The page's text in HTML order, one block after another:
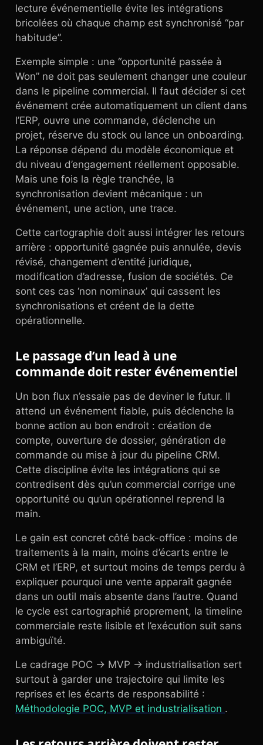
lecture événementielle évite les intégrations
bricolées où chaque champ est synchronisé “par
habitude”.
Exemple simple : une “opportunité passée à
Won” ne doit pas seulement changer une couleur
dans le pipeline commercial. Il faut décider si cet
événement crée automatiquement un client dans
l’ERP, ouvre une commande, déclenche un
projet, réserve du stock ou lance un onboarding.
La réponse dépend du modèle économique et
du niveau d’engagement réellement opposable.
Mais une fois la règle tranchée, la
synchronisation devient mécanique : un
événement, une action, une trace.
Cette cartographie doit aussi intégrer les retours
arrière : opportunité gagnée puis annulée, devis
révisé, changement d’entité juridique,
modification d’adresse, fusion de sociétés. Ce
sont ces cas ‘non nominaux’ qui cassent les
synchronisations et créent de la dette
opérationnelle.
Le passage d’un lead à une
commande doit rester événementiel
Un bon flux n’essaie pas de deviner le futur. Il
attend un événement fiable, puis déclenche la
bonne action au bon endroit : création de
compte, ouverture de dossier, génération de
commande ou mise à jour du pipeline CRM.
Cette discipline évite les intégrations qui se
contredisent dès qu’un commercial corrige une
opportunité ou qu’un opérationnel reprend la
main.
Le gain est concret côté back-office : moins de
traitements à la main, moins d’écarts entre le
CRM et l’ERP, et surtout moins de temps perdu à
expliquer pourquoi une vente apparaît gagnée
dans un outil mais absente dans l’autre. Quand
le cycle est cartographié proprement, la timeline
commerciale reste lisible et l’exécution suit sans
ambiguïté.
Le cadrage POC → MVP → industrialisation sert
surtout à garder une trajectoire qui limite les
reprises et les écarts de responsabilité :
Méthodologie POC, MVP et industrialisation .